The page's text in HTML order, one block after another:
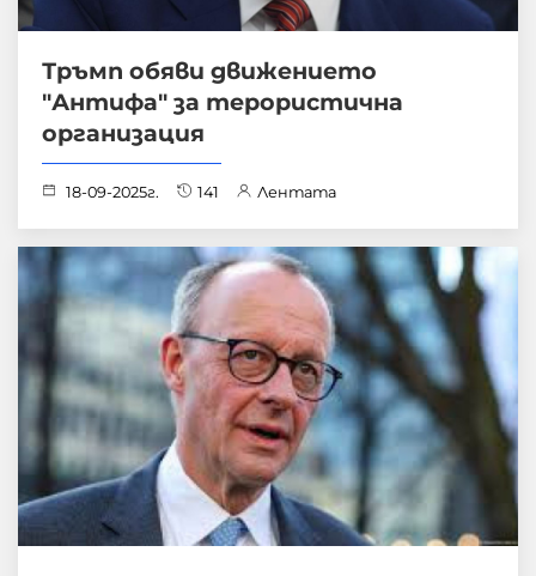
Тръмп обяви движението
"Антифа" за терористична
организация
18-09-2025г. 141 Лентата